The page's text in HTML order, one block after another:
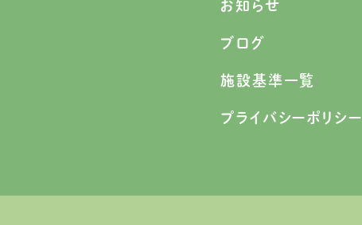
お知らせ
ブログ
施設基準一覧
プライバシーポリシー